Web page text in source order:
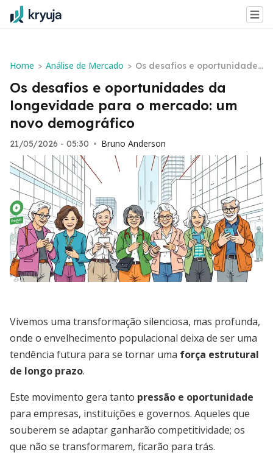
Home > Análise de Mercado > Os desafios e oportunidades
da longevidade para o merc
ado: um novo demográfico
Os desafios e oportunidades da
longevidade para o mercado: um
novo demográfico
21/05/2026 - 05:30 • Bruno Anderson
Vivemos uma transformação silenciosa, mas profunda,
onde o envelhecimento populacional deixa de ser uma
tendência futura para se tornar uma força estrutural
de longo prazo.
Este movimento gera tanto pressão e oportunidade
para empresas, instituições e governos. Aqueles que
souberem se adaptar ganharão competitividade; os
que não se transformarem, ficarão para trás.